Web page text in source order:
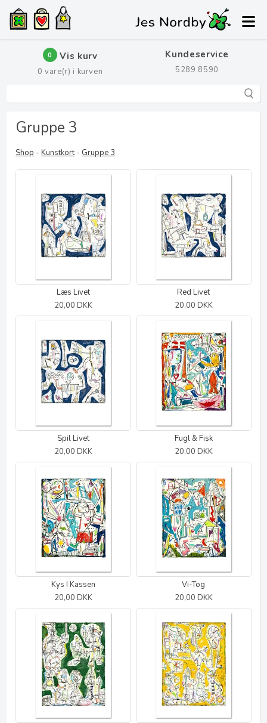
0 Vis kurv
0 vare(r) i kurven
Kundeservice
5289 8590
Gruppe 3
Shop -Kunstkort- Gruppe 3
Læs Livet
20,00 DKK
Red Livet
20,00 DKK
Spil Livet
20,00 DKK
Fugl & Fisk
20,00 DKK
Kys I Kassen
20,00 DKK
Vi-Tog
20,00 DKK